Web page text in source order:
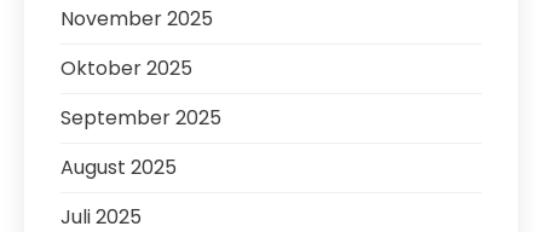
November 2025
Oktober 2025
September 2025
August 2025
Juli 2025